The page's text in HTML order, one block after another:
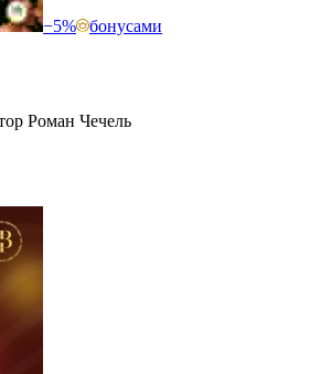
−5%
бонусами
Роман Чечель